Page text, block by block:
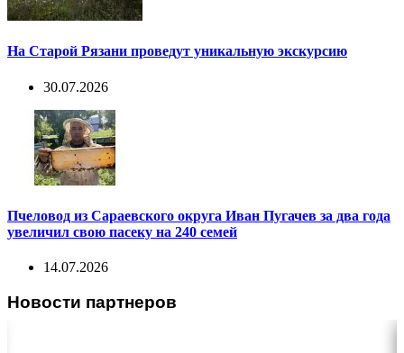
На Старой Рязани проведут уникальную экскурсию
30.07.2026
Пчеловод из Сараевского округа Иван Пугачев за два года
увеличил свою пасеку на 240 семей
14.07.2026
Новости партнеров